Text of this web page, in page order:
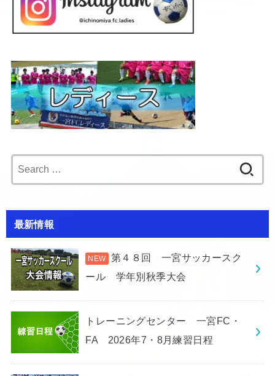
for:
最新情報
第４８回 一宮サッカースク
ール 学年別秋季大会
トレーニングセンター 一宮FC・
FA 2026年7・8月練習日程